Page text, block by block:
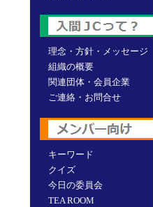
理念・方針・メッセージ
組織の概要
関連団体・会員企業
ご連絡・お問合せ
キーワード
クイズ
今日の委員会
TEA ROOM